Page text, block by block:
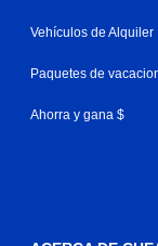
Vehículos de Alquiler
Paquetes de
Ahorra y gana $